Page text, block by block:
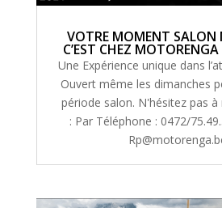
VOTRE MOMENT SALON
C’EST CHEZ
Une Expérience unique dans
Ouvert même les dimanches
période salon. N'hésitez pas
: Par Téléphone : 0472/